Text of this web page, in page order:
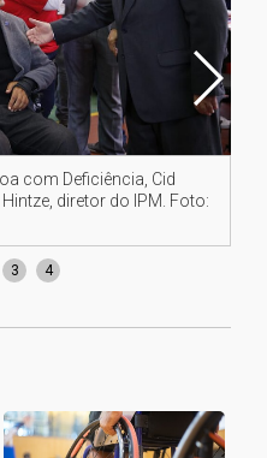
com Deficiência, Cid
diretor do IPM. Foto:
3 4